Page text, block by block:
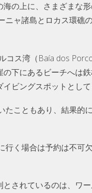
の上に、さまざまな
ャ諸島とロカス環礁
コス湾（Baía dos
下にあるビーチへは
ビングスポットとして
こともあり、結果的
く場合は予約は不可
されているのは、ワー